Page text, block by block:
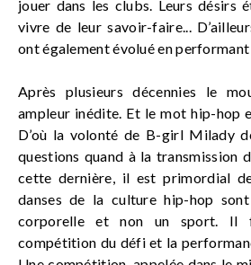
jouer dans les clubs. Leurs désirs
vivre de leur savoir-faire...
ont également évolué en performant
Après plusieurs décennies le
ampleur inédite. Et le mot hip-hop
D’où la volonté de B-girl Milady
questions quand à la transmission
cette dernière, il est primordial
danses de la culture hip-hop
corporelle et non un sport. Il
compétition du défi et la